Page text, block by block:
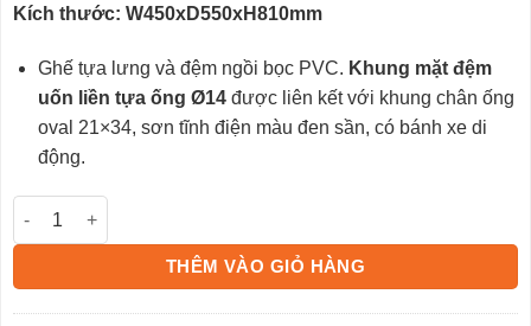
Kích thước: W450xD550xH810mm
Ghế tựa lưng và đệm ngồi bọc PVC. Khung mặt đệm
uốn liền tựa ống Ø14được liên kết với khung chân ống
oval 21×34, sơn tĩnh điện màu đen sần, có bánh xe di
động.
Ghế tựa GT2317B số lượng
THÊM VÀO GIỎ HÀNG